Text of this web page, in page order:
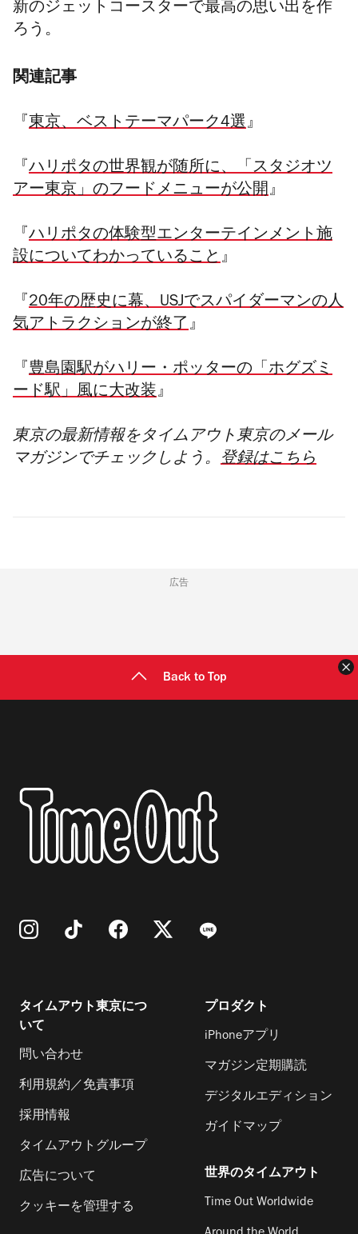
新のジェットコースターで最高の思い出を作
ろう。
関連記事
『 東京、ベストテーマパーク4選』
『 ハリポタの世界観が随所に、「スタジオツ
アー東京」のフードメニューが公開』
『 ハリポタの体験型エンターテインメント施
設についてわかっていること』
『 20年の歴史に幕、USJでスパイダーマンの人
気アトラクションが終了』
『 豊島園駅がハリー・ポッターの「ホグズミ
ード駅」風に大改装』
東京の最新情報をタイムアウト東京のメール
マガジンでチェックしよう。 登録はこちら
広告
Back to Top
タイムアウト東京につ
いて
問い合わせ
利用規約／免責事項
採用情報
タイムアウトグループ
広告について
クッキーを管理する
プロダクト
iPhoneアプリ
マガジン定期購読
デジタルエディション
ガイドマップ
世界のタイムアウト
Time Out Worldwide